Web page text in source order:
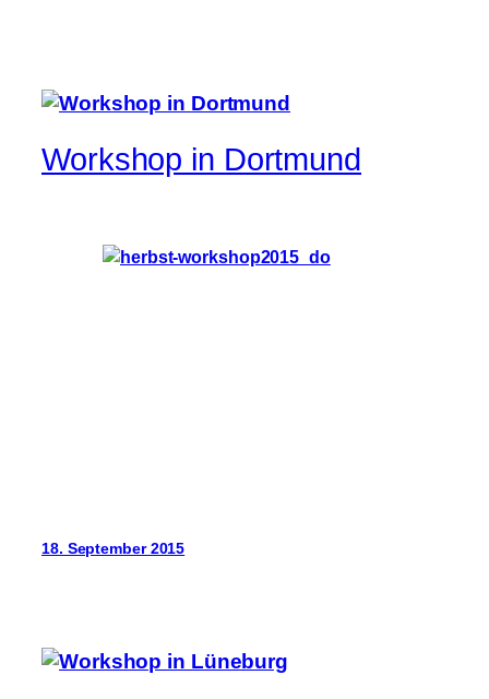
Workshop in Dortmund
18. September 2015